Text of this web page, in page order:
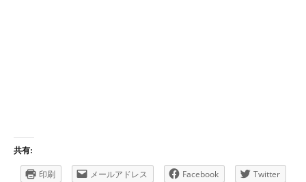
共有:
印刷 メールアドレス Facebook
Twitter